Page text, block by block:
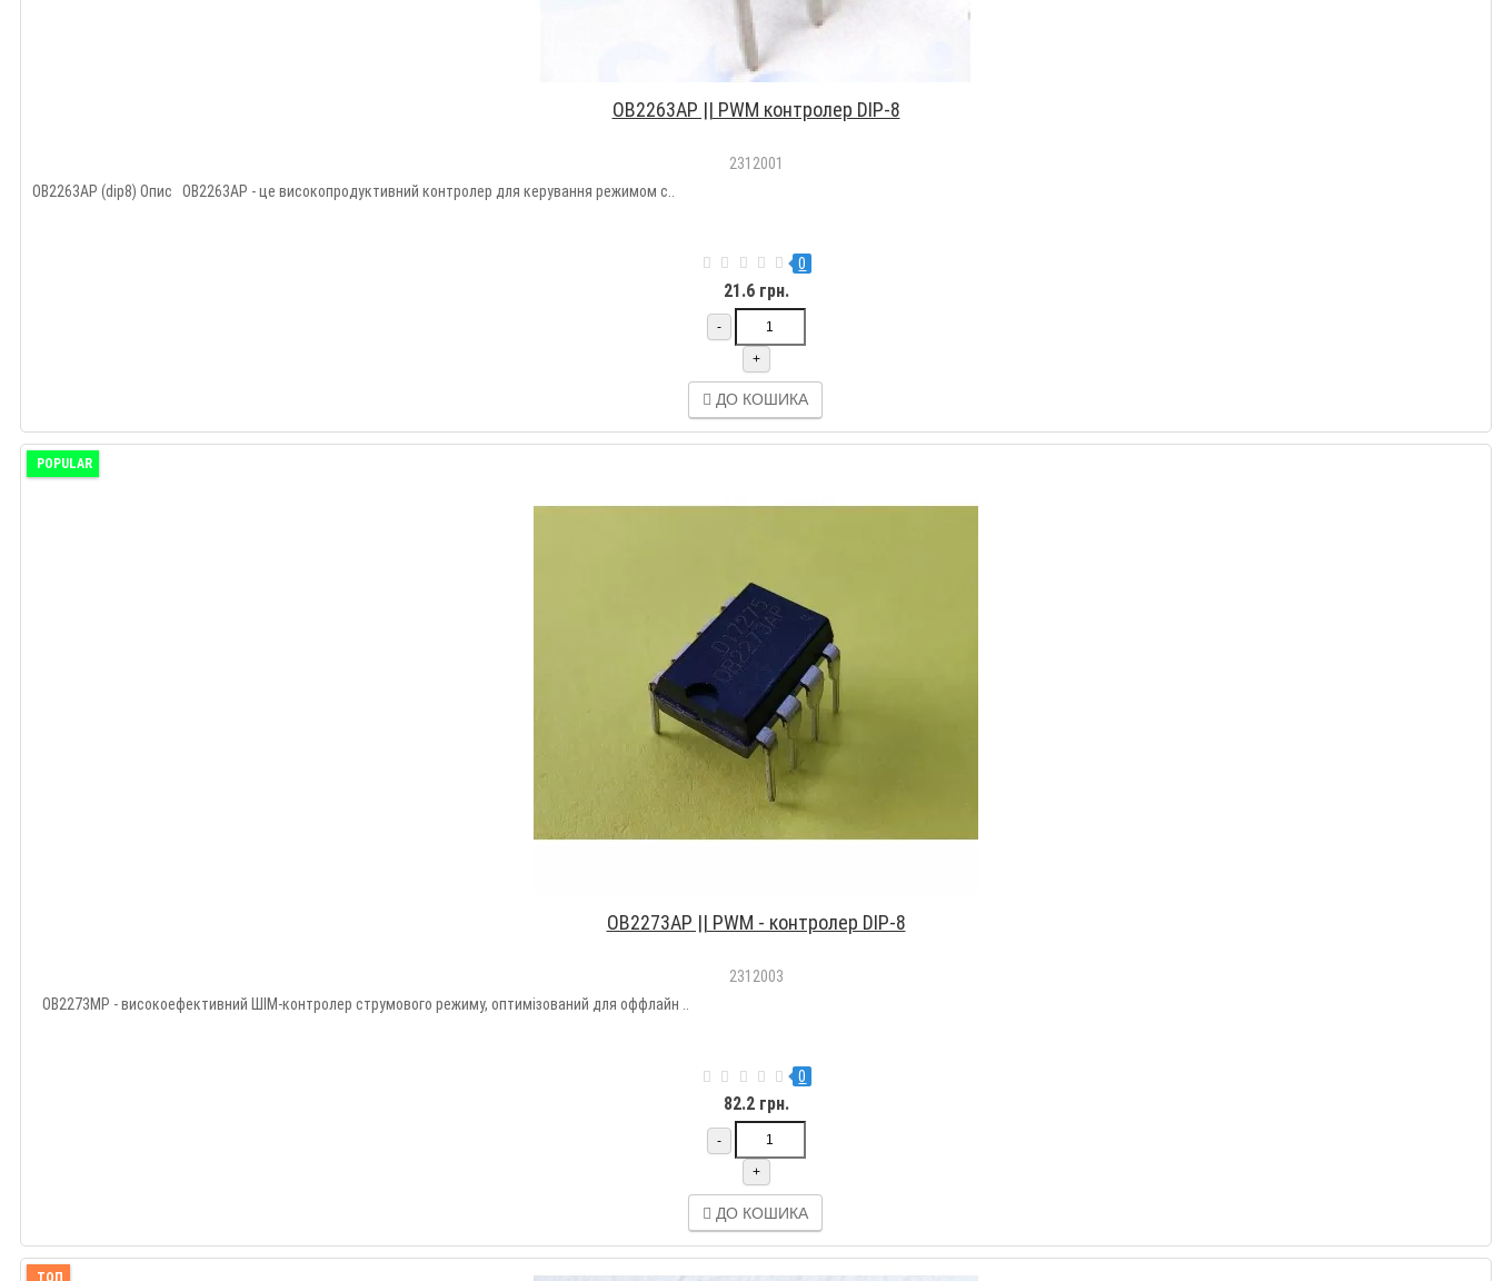
OB2263AP || PWM контролер DIP-8
2312001
OB2263AP (dip8) Опис OB2263AP - це високопродуктивний контролер для керування режимом с..
0
21.6 грн.
-
+
ДО КОШИКА
POPULAR
OB2273AP || PWM - контролер DIP-8
2312003
OB2273MP - високоефективний ШІМ-контролер струмового режиму, оптимізований для оффлайн ..
0
82.2 грн.
-
+
ДО КОШИКА
ТОП